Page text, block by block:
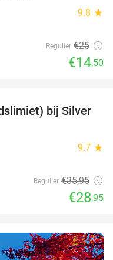
9.8 star
Regulier €25
€14,50
19%
bij Silver
9.7 star
Regulier €35,95
€28,95